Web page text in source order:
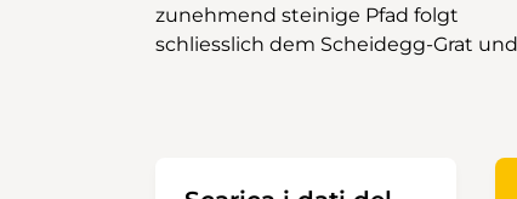
zunehmend steinige Pfad folgt
schliesslich dem Scheidegg-Grat und